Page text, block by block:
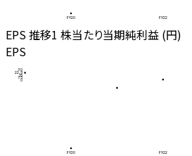
FY20 FY22
EPS 推移1 株当たり当期純利益 (円)
EPS
0
7.5
15
22.5
30
FY20 FY22